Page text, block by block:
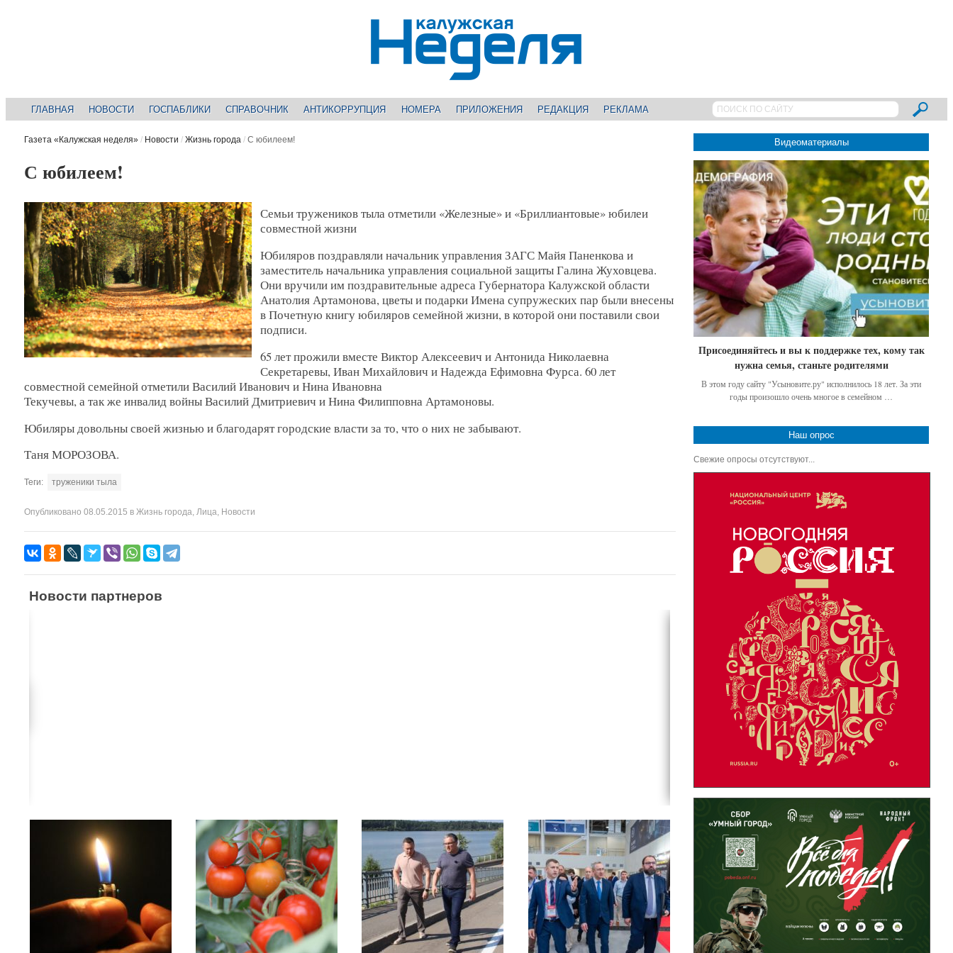
ГЛАВНАЯ НОВОСТИ ГОСПАБЛИКИ СПРАВОЧНИК АНТИКОРРУПЦИЯ НОМЕРА ПРИЛОЖЕНИЯ РЕДАКЦИЯ РЕКЛАМА
Газета «Калужская неделя» / Новости / Жизнь города / С юбилеем!
С юбилеем!
Семьи тружеников тыла отметили «Железные» и «Бриллиантовые» юбилеи
совместной жизни
Юбиляров поздравляли начальник управления ЗАГС Майя Паненкова и
заместитель начальника управления социальной защиты Галина Жуховцева.
Они вручили им поздравительные адреса Губернатора Калужской области
Анатолия Артамонова, цветы и подарки Имена супружеских пар были внесены
в Почетную книгу юбиляров семейной жизни, в которой они поставили свои
подписи.
65 лет прожили вместе Виктор Алексеевич и Антонида Николаевна
Секретаревы, Иван Михайлович и Надежда Ефимовна Фурса. 60 лет
совместной семейной отметили Василий Иванович и Нина Ивановна
Текучевы, а так же инвалид войны Василий Дмитриевич и Нина Филипповна Артамоновы.
Юбиляры довольны своей жизнью и благодарят городские власти за то, что о них не забывают.
Таня МОРОЗОВА.
Теги: труженики тыла
Опубликовано 08.05.2015 в Жизнь города, Лица, Новости
Новости партнеров
Видеоматериалы
Присоединяйтесь и вы к поддержке тех, кому так
нужна семья, станьте родителями
В этом году сайту "Усыновите.ру" исполнилось 18 лет. За эти
годы произошло очень многое в семейном …
Наш опрос
Свежие опросы отсутствуют...